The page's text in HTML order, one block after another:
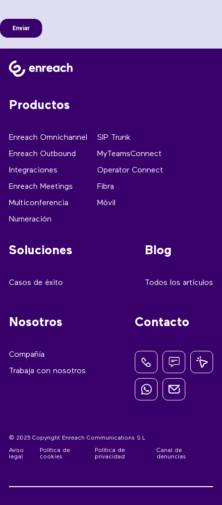
Productos
Enreach Omnichannel
Enreach Outbound
Integraciones
Enreach Meetings
Multiconferencia
Numeración
SIP Trunk
MyTeamsConnect
Operator Connect
Fibra
Móvil
Soluciones
Casos de éxito
Blog
Todos los artículos
Nosotros
Compañía
Trabaja con nosotros
Contacto
© 2025 Copyright Enreach Communications S.L
Aviso
legal
Política de
cookies
Política de
privacidad
Canal de
denuncias